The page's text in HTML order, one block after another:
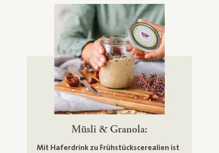
Müsli & Granola:
Mit Haferdrink zu Frühstückscerealien ist